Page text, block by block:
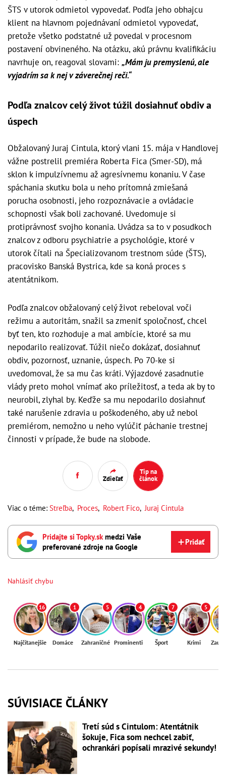
ŠTS v utorok odmietol vypovedať. Podľa jeho obhajcu
klient na hlavnom pojednávaní odmietol vypovedať,
pretože všetko podstatné už povedal v procesnom
postavení obvineného. Na otázku, akú právnu kvalifikáciu
navrhuje on, reagoval slovami: „Mám ju premyslenú, ale
vyjadrím sa k nej v záverečnej reči.“
Podľa znalcov celý život túžil dosiahnuť obdiv a
úspech
Obžalovaný Juraj Cintula, ktorý vlani 15. mája v Handlovej
vážne postrelil premiéra Roberta Fica (Smer-SD), má
sklon k impulzívnemu až agresívnemu konaniu. V čase
spáchania skutku bola u neho prítomná zmiešaná
porucha osobnosti, jeho rozpoznávacie a ovládacie
schopnosti však boli zachované. Uvedomuje si
protiprávnosť svojho konania. Uvádza sa to v posudkoch
znalcov z odboru psychiatrie a psychológie, ktoré v
utorok čítali na Špecializovanom trestnom súde (ŠTS),
pracovisko Banská Bystrica, kde sa koná proces s
atentátnikom.
Podľa znalcov obžalovaný celý život rebeloval voči
režimu a autoritám, snažil sa zmeniť spoločnosť, chcel
byť ten, kto rozhoduje a mal ambície, ktoré sa mu
nepodarilo realizovať. Túžil niečo dokázať, dosiahnuť
obdiv, pozornosť, uznanie, úspech. Po 70-ke si
uvedomoval, že sa mu čas kráti. Výjazdové zasadnutie
vlády preto mohol vnímať ako príležitosť, a teda ak by to
neurobil, zlyhal by. Keďže sa mu nepodarilo dosiahnuť
také narušenie zdravia u poškodeného, aby už nebol
premiérom, nemožno u neho vylúčiť páchanie trestnej
činnosti v prípade, že bude na slobode.
Zdieľať
Tip na
článok
Viac o téme: Streľba, Proces, Robert Fico,Juraj Cintula
Pridajte si Topky.sk medzi Vaše
preferované zdroje na Google
Pridať
Nahlásiť chybu
16
Najčítanejšie
1
Domáce
5
Zahraničné
4
Prominenti
7
Šport
5
Krimi
SÚVISIACE ČLÁNKY
Tretí súd s Cintulom: Atentátnik
šokuje, Fica som nechcel zabiť,
ochrankári popísali mrazivé sekundy!